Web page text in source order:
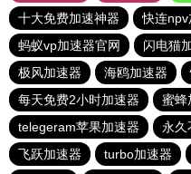
十大免费加速神器
快连npv
蚂蚁vp加速器官网
闪电猫
极风加速器
海鸥加速器
每天免费2小时加速器
蜜蜂
telegeram苹果加速器
永久
飞跃加速器
turbo加速器